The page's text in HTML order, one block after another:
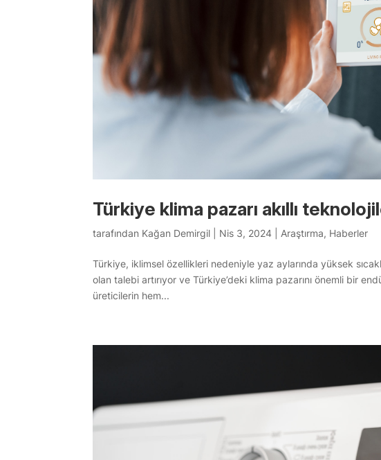
Türkiye klima pazarı akıllı
tarafından Kağan Demirgil Nis 3, 2024 Araştırma, Haberler
Türkiye, iklimsel özellikleri nedeniyle yaz aylarında yüksek
olan talebi artırıyor ve Türkiye’deki klima pazarını önemli bir
üreticilerin hem...